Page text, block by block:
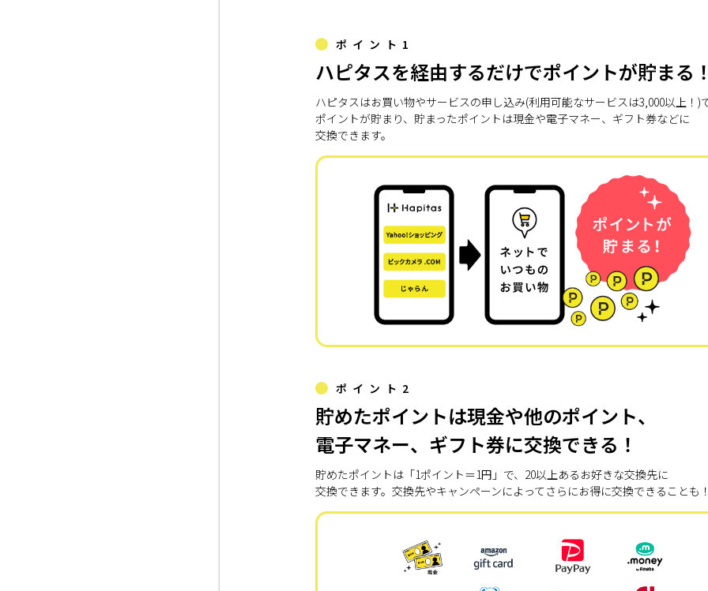
ポイント1
ハピタスを経由するだけでポイントが貯まる
ハピタスはお買い物やサービスの申し込み(利用可能なサービスは3,000以上！)
ポイントが貯まり、貯まったポイントは現金や電子マネー、ギフト券などに
交換できます。
ポイント2
貯めたポイントは現金や他のポイント、
電子マネー、ギフト券に交換できる！
貯めたポイントは「1ポイント＝1円」で、20以上あるお好きな交換先に
交換できます。交換先やキャンペーンによってさらにお得に交換できることも